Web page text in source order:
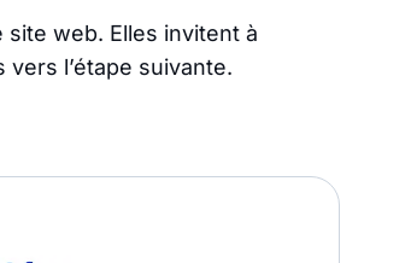
web. Elles invitent à
l’étape suivante.